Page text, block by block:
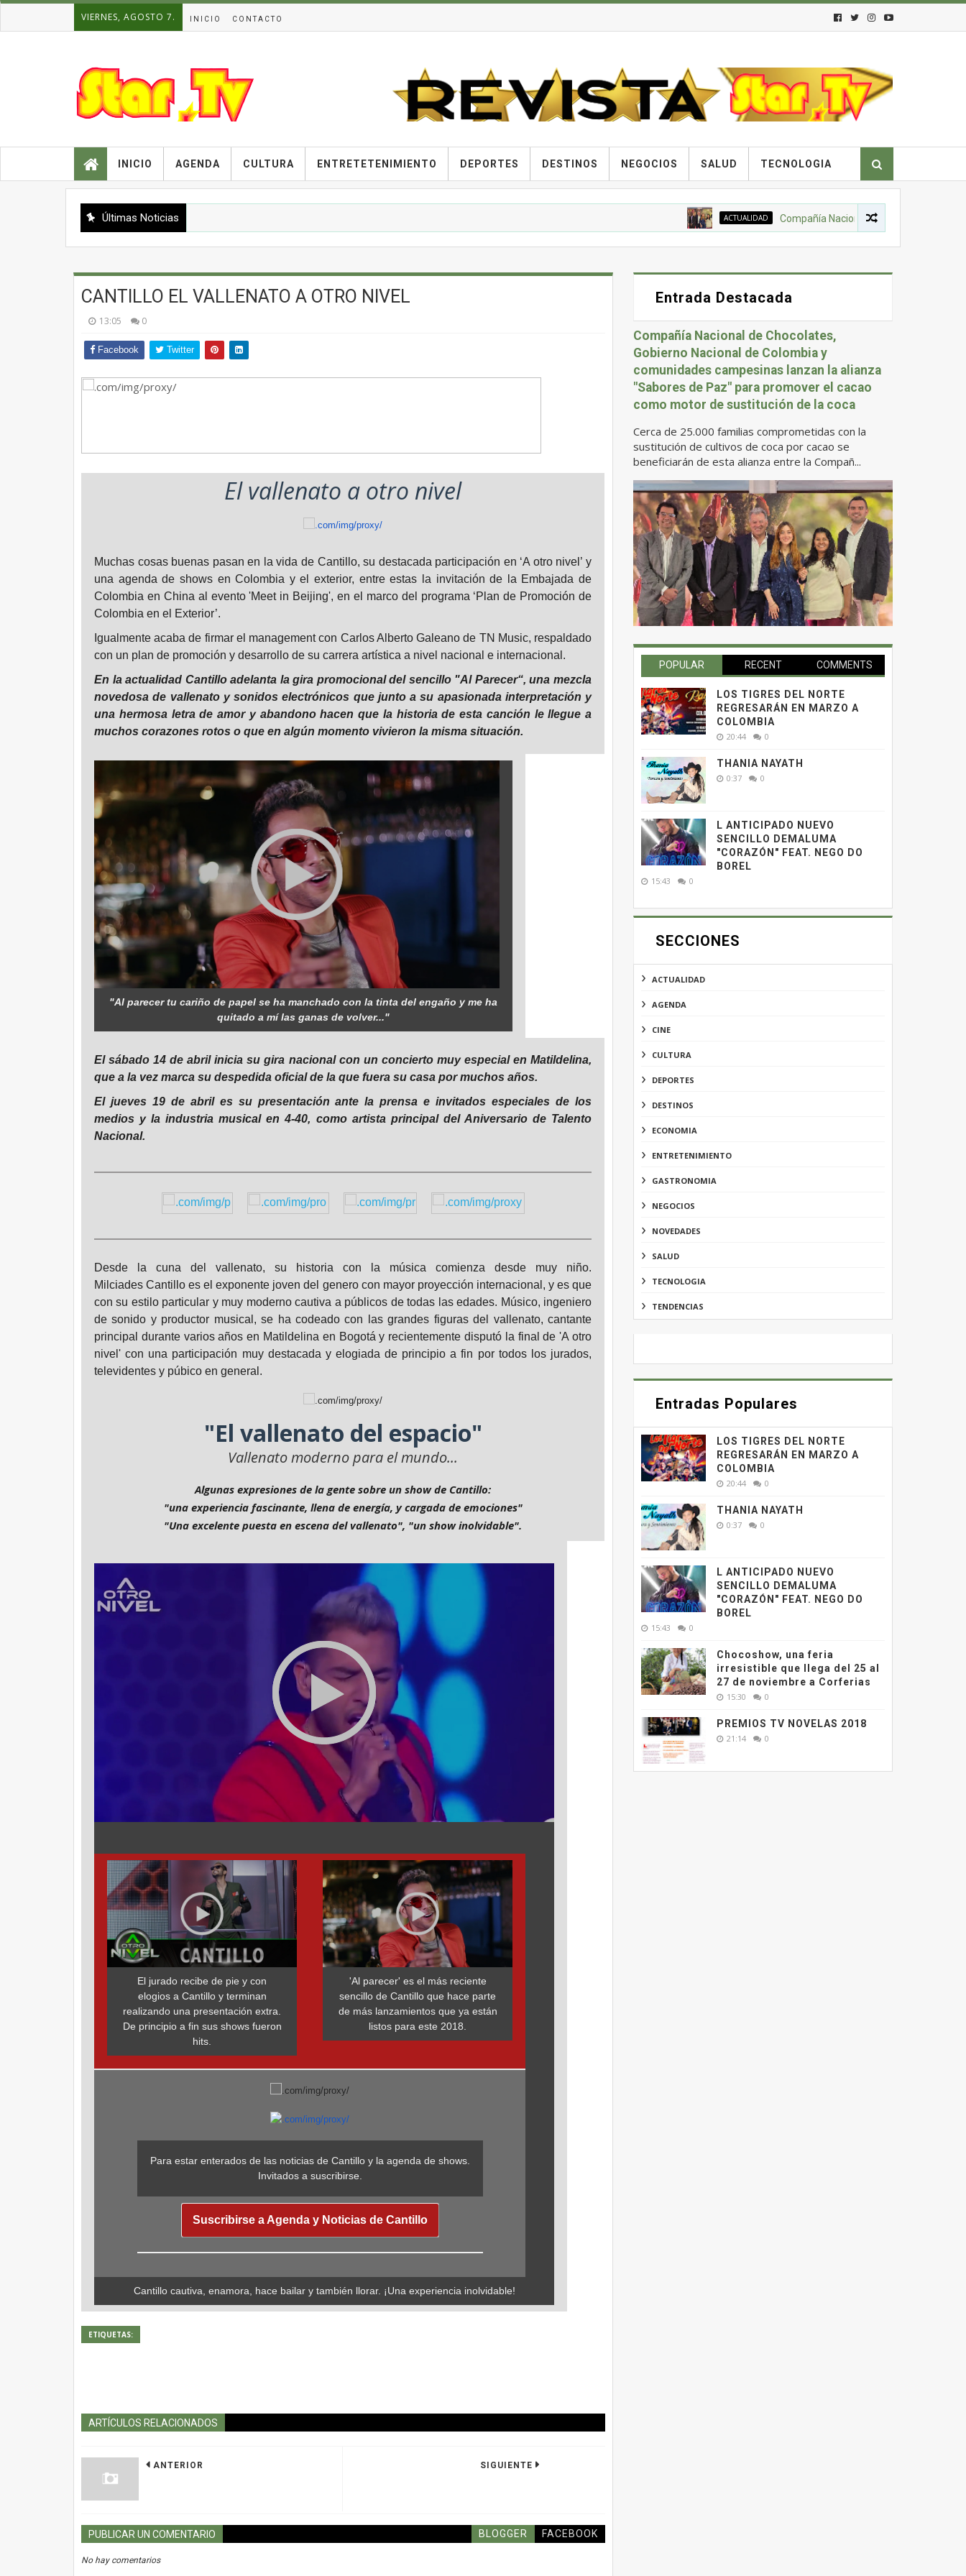
VIERNES, AGOSTO 7. INICIO CONTACTO
INICIO AGENDA CULTURA ENTRETETENIMIENTO DEPORTES DESTINOS NEGOCIOS SALUD TECNOLOGIA
Últimas Noticias ACTUALIDAD Compañía Nacional de Chocolates, Gobierno
CANTILLO EL VALLENATO A OTRO NIVEL
13:05 0
Facebook Twitter
El vallenato a otro nivel
Muchas cosas buenas pasan en la vida de Cantillo, su destacada participación en ‘A otro nivel’ y
una agenda de shows en Colombia y el exterior, entre estas la invitación de la Embajada de
Colombia en China al evento 'Meet in Beijing', en el marco del programa ‘Plan de Promoción de
Colombia en el Exterior’.
Igualmente acaba de firmar el management con Carlos Alberto Galeano de TN Music, respaldado
con un plan de promoción y desarrollo de su carrera artística a nivel nacional e internacional.
En la actualidad Cantillo adelanta la gira promocional del sencillo "Al Parecer“, una mezcla
novedosa de vallenato y sonidos electrónicos que junto a su apasionada interpretación y
una hermosa letra de amor y abandono hacen que la historia de esta canción le llegue a
muchos corazones rotos o que en algún momento vivieron la misma situación.
"Al parecer tu cariño de papel se ha manchado con la tinta del engaño y me ha
quitado a mí las ganas de volver..."
El sábado 14 de abril inicia su gira nacional con un concierto muy especial en Matildelina,
que a la vez marca su despedida oficial de la que fuera su casa por muchos años.
El jueves 19 de abril es su presentación ante la prensa e invitados especiales de los
medios y la industria musical en 4-40, como artista principal del Aniversario de Talento
Nacional.
Desde la cuna del vallenato, su historia con la música comienza desde muy niño.
Milciades Cantillo es el exponente joven del genero con mayor proyección internacional, y es que
con su estilo particular y muy moderno cautiva a públicos de todas las edades. Músico, ingeniero
de sonido y productor musical, se ha codeado con las grandes figuras del vallenato, cantante
principal durante varios años en Matildelina en Bogotá y recientemente disputó la final de 'A otro
nivel' con una participación muy destacada y elogiada de principio a fin por todos los jurados,
televidentes y púbico en general.
"El vallenato del espacio"
Vallenato moderno para el mundo...
Algunas expresiones de la gente sobre un show de Cantillo:
"una experiencia fascinante, llena de energía, y cargada de emociones"
"Una excelente puesta en escena del vallenato", "un show inolvidable".
El jurado recibe de pie y con
elogios a Cantillo y terminan
realizando una presentación extra.
De principio a fin sus shows fueron
hits.
'Al parecer' es el más reciente
sencillo de Cantillo que hace parte
de más lanzamientos que ya están
listos para este 2018.
Para estar enterados de las noticias de Cantillo y la agenda de shows.
Invitados a suscribirse.
Suscribirse a Agenda y Noticias de Cantillo
Cantillo cautiva, enamora, hace bailar y también llorar. ¡Una experiencia inolvidable!
ETIQUETAS:
ARTÍCULOS RELACIONADOS
SIGUIENTE
ANTERIOR
PUBLICAR UN COMENTARIO BLOGGER FACEBOOK
No hay comentarios
Entrada Destacada
Compañía Nacional de Chocolates,
Gobierno Nacional de Colombia y
comunidades campesinas lanzan la alianza
"Sabores de Paz" para promover el cacao
como motor de sustitución de la coca
Cerca de 25.000 familias comprometidas con la
sustitución de cultivos de coca por cacao se
beneficiarán de esta alianza entre la Compañ...
POPULAR RECENT COMMENTS
LOS TIGRES DEL NORTE
REGRESARÁN EN MARZO A
COLOMBIA
20:44 0
THANIA NAYATH
0:37 0
L ANTICIPADO NUEVO
SENCILLO DEMALUMA
"CORAZÓN" FEAT. NEGO DO
BOREL
15:43 0
SECCIONES
ACTUALIDAD
AGENDA
CINE
CULTURA
DEPORTES
DESTINOS
ECONOMIA
ENTRETENIMIENTO
GASTRONOMIA
NEGOCIOS
NOVEDADES
SALUD
TECNOLOGIA
TENDENCIAS
Entradas Populares
LOS TIGRES DEL NORTE
REGRESARÁN EN MARZO A
COLOMBIA
20:44 0
THANIA NAYATH
0:37 0
L ANTICIPADO NUEVO
SENCILLO DEMALUMA
"CORAZÓN" FEAT. NEGO DO
BOREL
15:43 0
Chocoshow, una feria
irresistible que llega del 25 al
27 de noviembre a Corferias
15:30 0
PREMIOS TV NOVELAS 2018
21:14 0